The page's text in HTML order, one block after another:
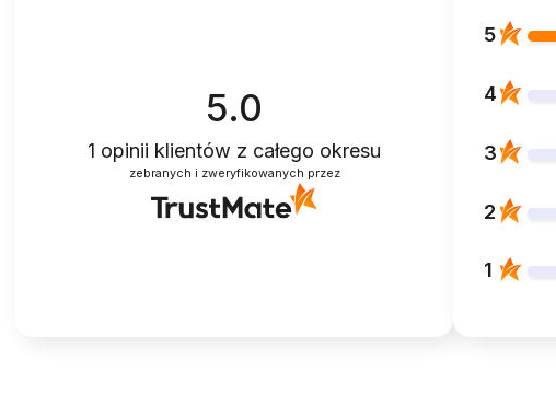
5.0
1 opinii klientów z całego okresu
zebranych i zweryfikowanych przez
5
4
3
2
1